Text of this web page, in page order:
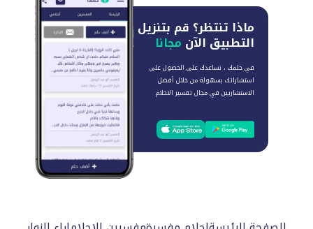
ماذا تنتظر؟ قم بتنزيل
التطبيق الآن مجانا
في حلمك ، نساعدك على الحصول على
استشاراتك بسهولة من خلال أفضل
الاستشاريين في مجال تفسير الاحلام